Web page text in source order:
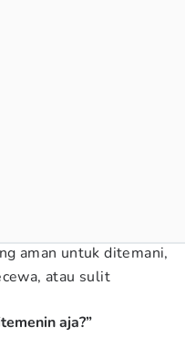
aman untuk ditemani,
atau sulit
aja?”